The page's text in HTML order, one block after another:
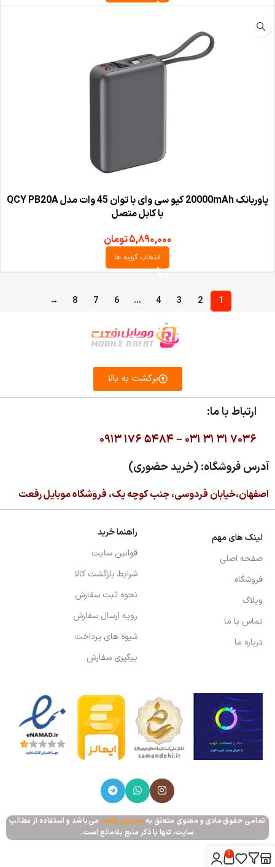
پاوربانک 20000mAh کیو سی وای با توان 45 وات مدل QCY PB20A
با کابل متصل
۵,۸۹۰,۰۰۰تومان
انتخاب گزینه ها
1
2
3
4
…
6
7
8
→
برگشت به بالا
ارتباط با ما:
۰۹۱۳ ۱۷۶ ۵۴۸۴ –۰۳۱ ۳۱ ۳۱ ۷۰۳۶
آدرس فروشگاه: (خرید حضوری)
اصفهان،خیابان فردوسی، جنب کوچه یک، فروشگاه موبایل رفعت
لینک های مهم
صفحه اصلی
فروشگاه
وبلاگ
تماس با ما
درباره ما
راهنما خرید
قوانین سایت
شرایط بازگشت کالا
نحوه ثبت سفارش
رویه ارسال سفارش
شیوه های پرداخت
پیگیری سفارش
تمامی حقوق مادی و معنوی متعلق بهموبایل رفعت می‌باشد و استفاده از مطالب
سایت، تنها با ذکر منبع بلامانع است.
0